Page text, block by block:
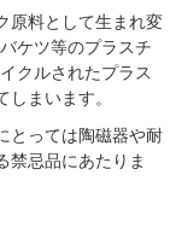
原料として生まれ変
ケツ等のプラスチ
クルされたプラス
まいます。
とっては陶磁器や耐
禁忌品にあたりま